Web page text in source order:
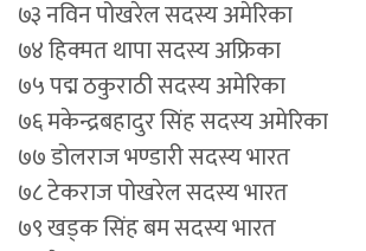
७३ नविन पोखरेल सदस्य अमेरिका
७४ हिक्मत थापा सदस्य अफ्रिका
७५ पद्म ठकुराठी सदस्य अमेरिका
७६ मकेन्द्रबहादुर सिंह सदस्य अमेरिका
७७ डोलराज भण्डारी सदस्य भारत
७८ टेकराज पोखरेल सदस्य भारत
७९ खड्क सिंह बम सदस्य भारत